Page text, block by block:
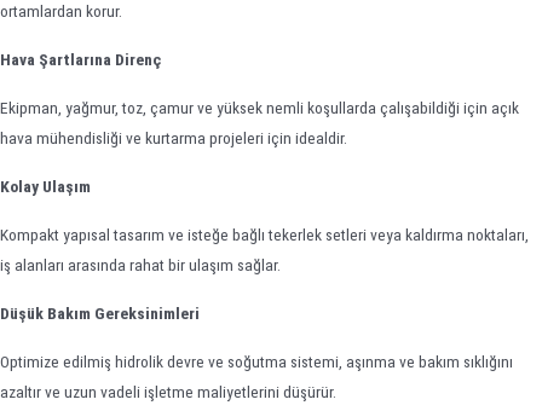
ortamlardan korur.
Hava Şartlarına Direnç
Ekipman, yağmur, toz, çamur ve yüksek nemli koşullarda çalışabildiği için açık
hava mühendisliği ve kurtarma projeleri için idealdir.
Kolay Ulaşım
Kompakt yapısal tasarım ve isteğe bağlı tekerlek setleri veya kaldırma noktaları,
iş alanları arasında rahat bir ulaşım sağlar.
Düşük Bakım Gereksinimleri
Optimize edilmiş hidrolik devre ve soğutma sistemi, aşınma ve bakım sıklığını
azaltır ve uzun vadeli işletme maliyetlerini düşürür.